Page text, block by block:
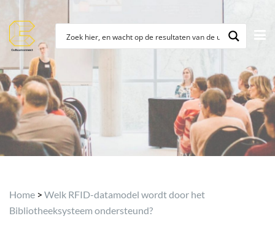
Archief
Home > Welk RFID-datamodel wordt door het
Bibliotheeksysteem ondersteund?